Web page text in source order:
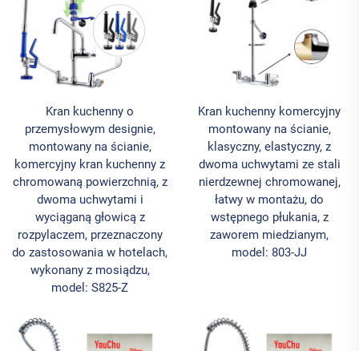
Kran kuchenny o
przemysłowym designie,
montowany na ścianie,
komercyjny kran kuchenny z
chromowaną powierzchnią, z
dwoma uchwytami i
wyciąganą głowicą z
rozpylaczem, przeznaczony
do zastosowania w hotelach,
wykonany z mosiądzu,
model: S825-Z
Kran kuchenny komercyjny
montowany na ścianie,
klasyczny, elastyczny, z
dwoma uchwytami ze stali
nierdzewnej chromowanej,
łatwy w montażu, do
wstępnego płukania, z
zaworem miedzianym,
model: 803-JJ